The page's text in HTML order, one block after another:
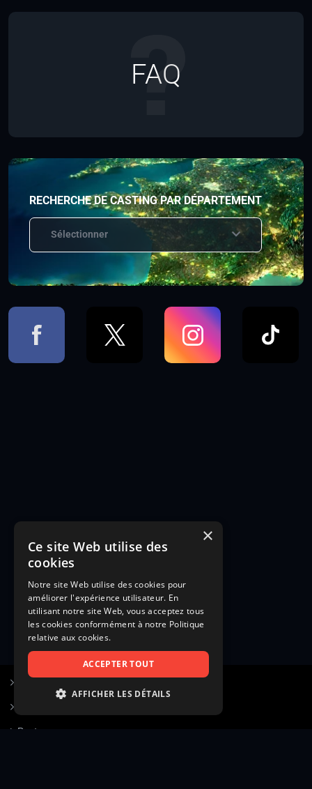
FAQ
RECHERCHE DE CASTING PAR DÉPARTEMENT
Sélectionner
Poster une annonce
×
Ce site Web utilise des
cookies
Notre site Web utilise des cookies pour
améliorer l'expérience utilisateur. En
utilisant notre site Web, vous acceptez tous
les cookies conformément à notre Politique
relative aux cookies.
ACCEPTER TOUT
AFFICHER LES DÉTAILS